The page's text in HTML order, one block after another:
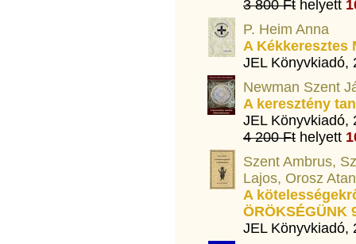
3 800 Ft helyett
P. Heim Anna
A Kékkeresztes
JEL Könyvkiadó,
Newman Szent
A keresztény
JEL Könyvkiadó,
4 200 Ft helyett
Szent Ambrus,
Lajos, Orosz
A
ÖRÖKSÉGÜNK
JEL Könyvkiadó,